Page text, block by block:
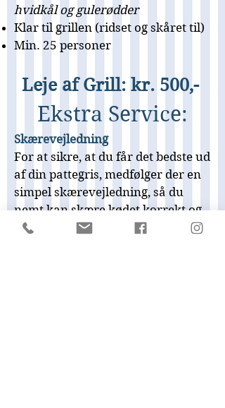
hvidkål og gulerødder
Klar til grillen (ridset og skåret til)
Min. 25 personer
Leje af Grill: kr. 500,-
Ekstra Service:
Skærevejledning
For at sikre, at du får det bedste ud
af din pattegris, medfølger der en
simpel skærevejledning, så du
nemt kan skære kødet korrekt og
servere det.